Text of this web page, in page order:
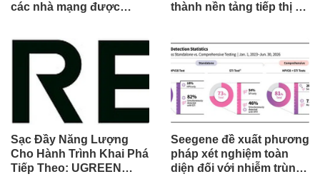
các nhà mạng được
về chất lượng và độ tin
cậy của cuộc gọi thoại
thành nền tảng tiếp thị tự
trưởng khách hàng
Sạc Đầy Năng Lượng
Cho Hành Trình Khai Phá
Tiếp Theo: UGREEN
Seegene đề xuất phương
pháp xét nghiệm toàn
diện đối với nhiễm trùng